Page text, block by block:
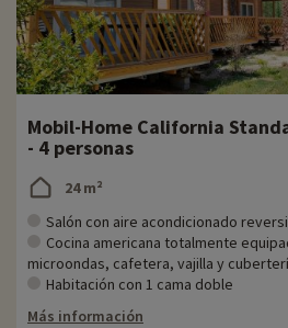
Mobil-Home California
- 4 personas
24 m²
Salón con aire acondicionado
Cocina americana totalmente
microondas, cafetera, vajilla y
Habitación con 1 cama doble
Más información